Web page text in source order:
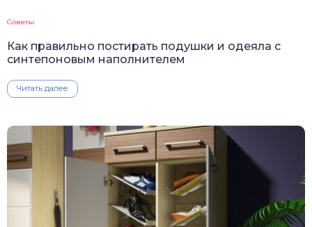
Советы
Как правильно постирать подушки и одеяла с
синтепоновым наполнителем
Читать далее